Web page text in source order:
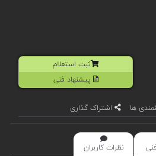
ثبت استعلام
پیشنهاد فنی
ها اشتراک گذاری
نظرات کاربران